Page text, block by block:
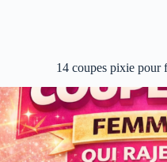
14 coupes pixie pour